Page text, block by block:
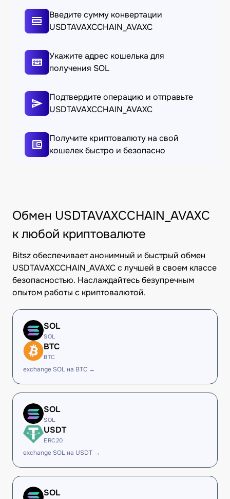
Введите сумму конвертации
USDTAVAXCCHAIN_AVAXC
Укажите адрес кошелька для
получения SOL
Подтвердите операцию и отправьте
USDTAVAXCCHAIN_AVAXC
Получите криптовалюту на свой
кошелек быстро и безопасно
Обмен USDTAVAXCCHAIN_AVAXC
к любой криптовалюте
Bitsz обеспечивает анонимный и быстрый обмен
USDTAVAXCCHAIN_AVAXC с лучшей в своем классе
безопасностью. Наслаждайтесь безупречным
опытом работы с криптовалютой.
SOL
SOL
BTC
BTC
exchange SOL на BTC →
SOL
SOL
USDT
ERC20
exchange SOL на USDT →
SOL